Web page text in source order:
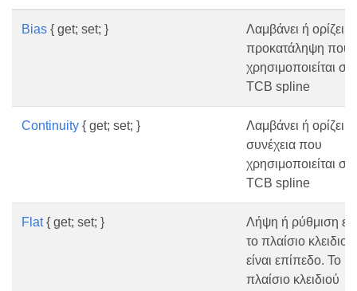
Bias { get; set; }
Λαμβάνει ή ορίζει
προκατάληψη που
χρησιμοποιείται
TCB spline
Continuity { get; set; }
Λαμβάνει ή ορίζει
συνέχεια που
χρησιμοποιείται
TCB spline
Flat{ get; set; }
Λήψη ή ρύθμιση
το πλαίσιο κλειδιού
είναι επίπεδο. Το
πλαίσιο κλειδιού